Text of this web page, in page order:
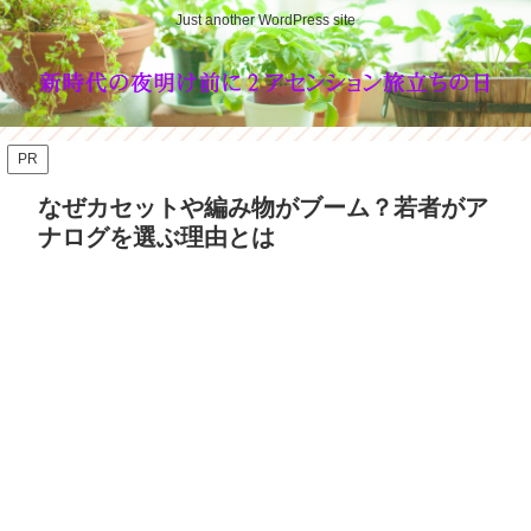
Just another WordPress site
PR
なぜカセットや編み物がブーム？若者がア
ナログを選ぶ理由とは